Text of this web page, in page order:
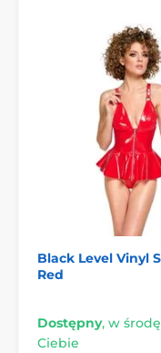
Black Level Vinyl
Red
Dostępny, w środę
Ciebie